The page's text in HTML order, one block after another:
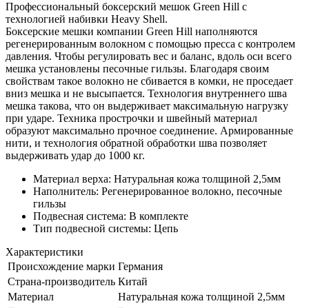
Профессиональный боксерский мешок Green Hill с
технологией набивки Heavy Shell.
Боксерские мешки компании Green Hill наполняются
регенерированным волокном с помощью пресса с контролем
давления. Чтобы регулировать вес и баланс, вдоль оси всего
мешка установлены песочные гильзы. Благодаря своим
свойствам такое волокно не сбивается в комки, не проседает
вниз мешка и не высыпается. Технология внутреннего шва
мешка такова, что он выдерживает максимальную нагрузку
при ударе. Техника прострочки и швейный материал
образуют максимально прочное соединение. Армированные
нити, и технология обратной обработки шва позволяет
выдерживать удар до 1000 кг.
Материал верха: Натуральная кожа толщиной 2,5мм
Наполнитель: Регенерированное волокно, песочные
гильзы
Подвесная система: В комплекте
Тип подвесной системы: Цепь
Характеристики
Происхождение марки Германия
Страна-производитель Китай
Материал
Натуральная кожа толщиной 2,5мм